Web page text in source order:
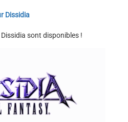
Dissidia
sont disponibles !